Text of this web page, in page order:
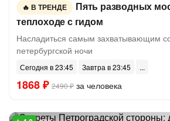
В ТРЕНДЕ
Пять разводных
теплоходе с гидом
Насладиться самым захватывающим
петербургской ночи
Сегодня в 23:45 Завтра в 23:45
1868 ₽ 2490 ₽ за человека